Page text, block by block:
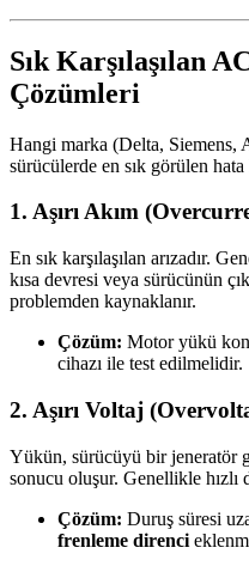
Sık Karşılaşılan
Çözümleri
Hangi marka (Delta, Siemens,
sürücülerde en sık görülen
1. Aşırı Akım
En sık karşılaşılan arızadır.
kısa devresi veya sürücünün
problemden kaynaklanır.
Çözüm: Motor yükü
cihazı ile test edilmelidir.
2. Aşırı Voltaj
Yükün, sürücüyü bir jeneratör
sonucu oluşur. Genellikle
Çözüm: Duruş süresi
frenleme direnci